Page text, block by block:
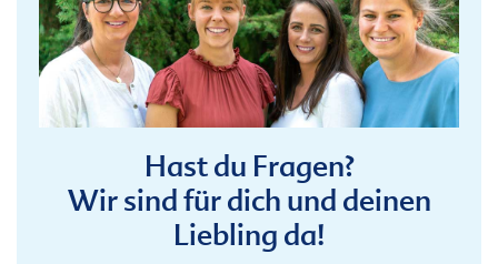
Hast du Fragen?
Wir sind für dich und deinen
Liebling da!